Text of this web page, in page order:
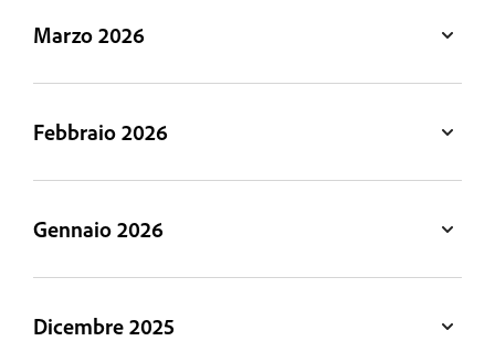
Marzo 2026
Febbraio 2026
Gennaio 2026
Dicembre 2025